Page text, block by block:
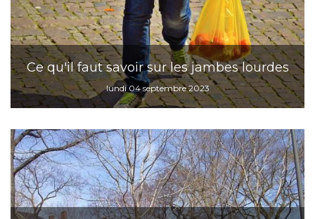
Ce qu'il faut savoir sur les jambes lourdes
lundi 04 septembre 2023